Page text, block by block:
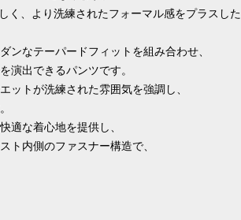
く、より洗練されたフォーマル感をプラスした
ンなテーパードフィットを組み合わせ、
演出できるパンツです。
ットが洗練された雰囲気を強調し、
適な着心地を提供し、
ト内側のファスナー構造で、